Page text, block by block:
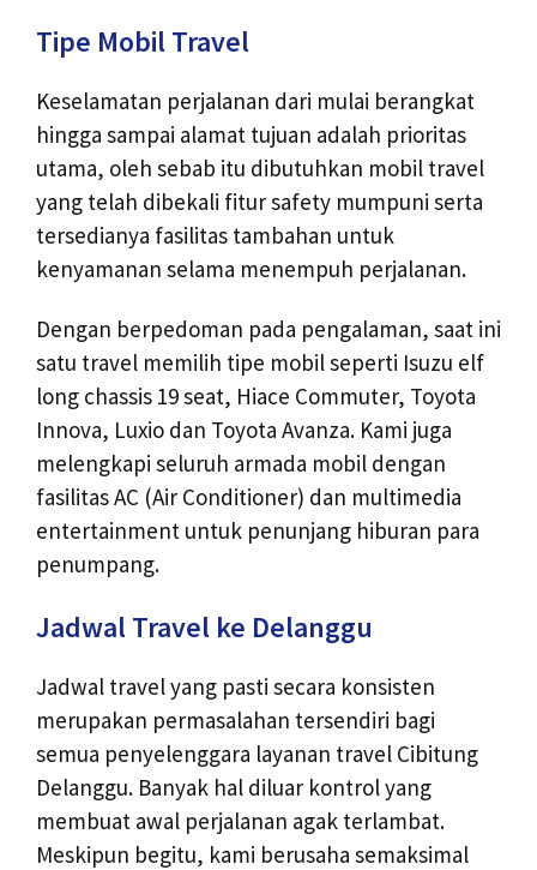
Tipe Mobil Travel
Keselamatan perjalanan dari mulai berangkat
hingga sampai alamat tujuan adalah prioritas
utama, oleh sebab itu dibutuhkan mobil travel
yang telah dibekali fitur safety mumpuni serta
tersedianya fasilitas tambahan untuk
kenyamanan selama menempuh perjalanan.
Dengan berpedoman pada pengalaman, saat ini
satu travel memilih tipe mobil seperti Isuzu elf
long chassis 19 seat, Hiace Commuter, Toyota
Innova, Luxio dan Toyota Avanza. Kami juga
melengkapi seluruh armada mobil dengan
fasilitas AC (Air Conditioner) dan multimedia
entertainment untuk penunjang hiburan para
penumpang.
Jadwal Travel ke Delanggu
Jadwal travel yang pasti secara konsisten
merupakan permasalahan tersendiri bagi
semua penyelenggara layanan travel Cibitung
Delanggu. Banyak hal diluar kontrol yang
membuat awal perjalanan agak terlambat.
Meskipun begitu, kami berusaha semaksimal